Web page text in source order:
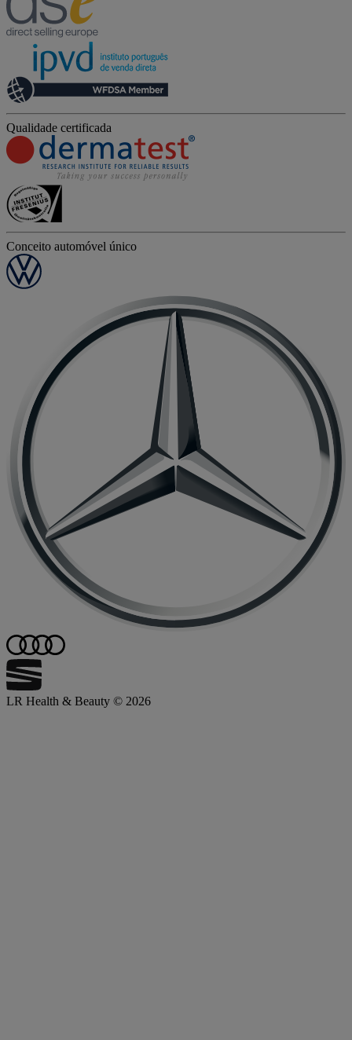
Qualidade certificada
Conceito automóvel único
LR Health & Beauty © 2026